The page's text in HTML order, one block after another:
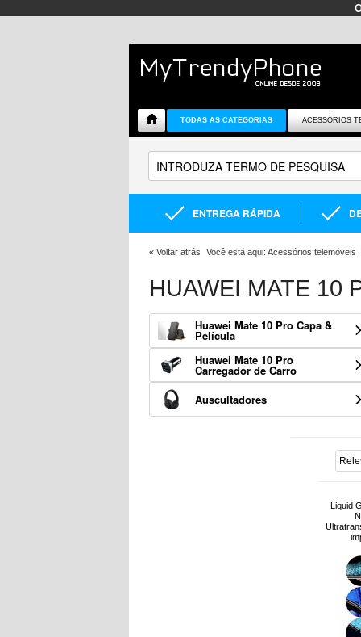
TODAS AS CATEGORIAS ACESSÓRIOS
ENTREGA RÁPIDA
« Voltar atrás Você está aqui: Acessórios telemóveis
HUAWEI MATE 10
Huawei Mate 10 Pro Capa &
Película
Huawei Mate 10 Pro
Carregador de Carro
Auscultadores
Liquid